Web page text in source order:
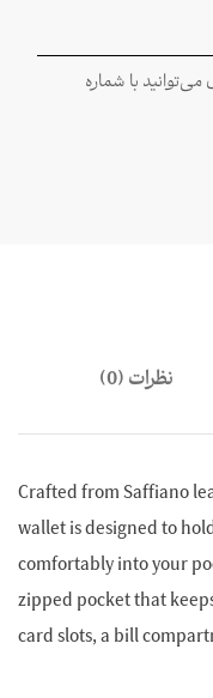
با شماره
نظرات (0)
Crafted from Saffiano
wallet is designed to
comfortably into your
zipped pocket that
card slots, a bill